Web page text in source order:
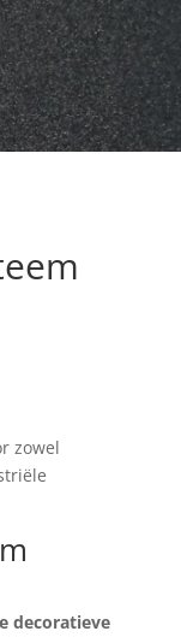
zowel
decoratieve